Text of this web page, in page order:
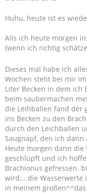
Huhu, heute ist es
Alls ich heute morgen
(wenn ich richtig
Dieses mal habe ich
Wochen steht bei mir
Liter Becken in dem ich
beim saubermachen
die Leihballen fand der
ins Becken zu den
durch den Leichballen
Saugnapf, den ich
Heute morgen dann die
geschlüpft und ich
Brachionus gefressen.
wird... die Wasserwerte
in meinem